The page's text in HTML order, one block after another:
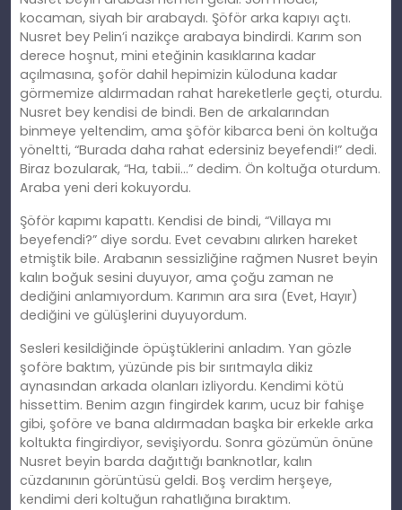
kocaman, siyah bir arabaydı. Şöför arka kapıyı açtı.
Nusret bey Pelin’i nazikçe arabaya bindirdi. Karım son
derece hoşnut, mini eteğinin kasıklarına kadar
açılmasına, şoför dahil hepimizin küloduna kadar
görmemize aldırmadan rahat hareketlerle geçti, oturdu.
Nusret bey kendisi de bindi. Ben de arkalarından
binmeye yeltendim, ama şöför kibarca beni ön koltuğa
yöneltti, “Burada daha rahat edersiniz beyefendi!” dedi.
Biraz bozularak, “Ha, tabii…” dedim. Ön koltuğa oturdum.
Araba yeni deri kokuyordu.
Şöför kapımı kapattı. Kendisi de bindi, “Villaya mı
beyefendi?” diye sordu. Evet cevabını alırken hareket
etmiştik bile. Arabanın sessizliğine rağmen Nusret beyin
kalın boğuk sesini duyuyor, ama çoğu zaman ne
dediğini anlamıyordum. Karımın ara sıra (Evet, Hayır)
dediğini ve gülüşlerini duyuyordum.
Sesleri kesildiğinde öpüştüklerini anladım. Yan gözle
şoföre baktım, yüzünde pis bir sırıtmayla dikiz
aynasından arkada olanları izliyordu. Kendimi kötü
hissettim. Benim azgın fingirdek karım, ucuz bir fahişe
gibi, şoföre ve bana aldırmadan başka bir erkekle arka
koltukta fingirdiyor, sevişiyordu. Sonra gözümün önüne
Nusret beyin barda dağıttığı banknotlar, kalın
cüzdanının görüntüsü geldi. Boş verdim herşeye,
kendimi deri koltuğun rahatlığına bıraktım.